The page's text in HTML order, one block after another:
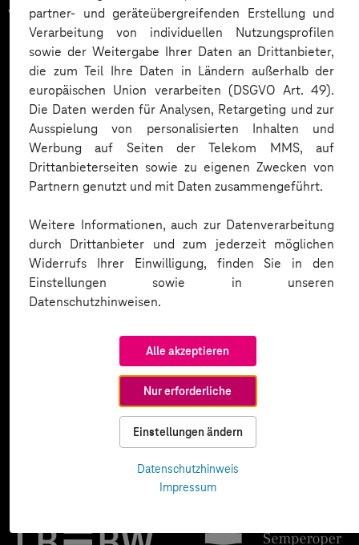
partner- und geräteübergreifenden Erstellung und
Verarbeitung von individuellen Nutzungsprofilen
sowie der Weitergabe Ihrer Daten an Drittanbieter,
die zum Teil Ihre Daten in Ländern außerhalb der
europäischen Union verarbeiten (DSGVO Art. 49).
Die Daten werden für Analysen, Retargeting und zur
Ausspielung von personalisierten Inhalten und
Werbung auf Seiten der Telekom MMS, auf
Drittanbieterseiten sowie zu eigenen Zwecken von
Partnern genutzt und mit Daten zusammengeführt.
Weitere Informationen, auch zur Datenverarbeitung
durch Drittanbieter und zum jederzeit möglichen
Widerrufs Ihrer Einwilligung, finden Sie in den
Einstellungen sowie in unseren
Datenschutzhinweisen.
Alle akzeptieren
Nur erforderliche
Einstellungen ändern
Datenschutzhinweis
Impressum
vertrauen auf unsere
Expertise. Hier eine Auswahl: